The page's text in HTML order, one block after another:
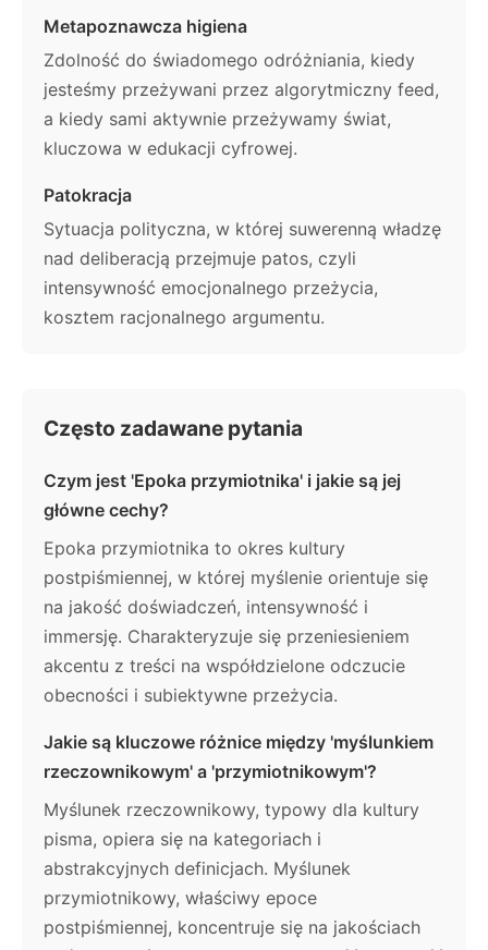
Metapoznawcza higiena
Zdolność do świadomego odróżniania, kiedy
jesteśmy przeżywani przez algorytmiczny feed,
a kiedy sami aktywnie przeżywamy świat,
kluczowa w edukacji cyfrowej.
Patokracja
Sytuacja polityczna, w której suwerenną władzę
nad deliberacją przejmuje patos, czyli
intensywność emocjonalnego przeżycia,
kosztem racjonalnego argumentu.
Często zadawane pytania
Czym jest 'Epoka przymiotnika' i jakie są jej
główne cechy?
Epoka przymiotnika to okres kultury
postpiśmiennej, w której myślenie orientuje się
na jakość doświadczeń, intensywność i
immersję. Charakteryzuje się przeniesieniem
akcentu z treści na współdzielone odczucie
obecności i subiektywne przeżycia.
Jakie są kluczowe różnice między 'myślunkiem
rzeczownikowym' a 'przymiotnikowym'?
Myślunek rzeczownikowy, typowy dla kultury
pisma, opiera się na kategoriach i
abstrakcyjnych definicjach. Myślunek
przymiotnikowy, właściwy epoce
postpiśmiennej, koncentruje się na jakościach